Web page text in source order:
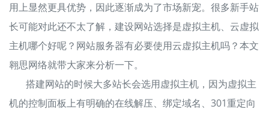
用上显然更具优势，因此逐渐成为了市场新宠。很多新手站
长可能对此还不太了解，建设网站选择是虚拟主机、云虚拟
主机哪个好呢？网站服务器有必要使用云虚拟主机吗？本文
翱思网络就带大家来分析一下。
搭建网站的时候大多站长会选用虚拟主机，因为虚拟主
机的控制面板上有明确的在线解压、绑定域名、301重定向